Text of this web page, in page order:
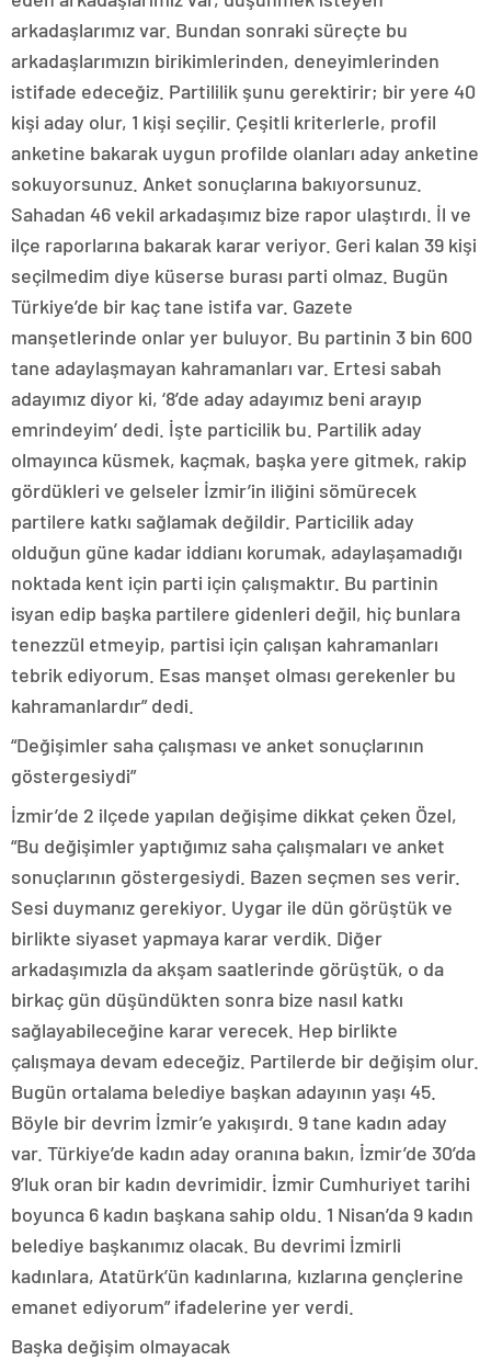
arkadaşlarımız var. Bundan sonraki süreçte bu
arkadaşlarımızın birikimlerinden, deneyimlerinden
istifade edeceğiz. Partililik şunu gerektirir; bir yere 40
kişi aday olur, 1 kişi seçilir. Çeşitli kriterlerle, profil
anketine bakarak uygun profilde olanları aday anketine
sokuyorsunuz. Anket sonuçlarına bakıyorsunuz.
Sahadan 46 vekil arkadaşımız bize rapor ulaştırdı. İl ve
ilçe raporlarına bakarak karar veriyor. Geri kalan 39 kişi
seçilmedim diye küserse burası parti olmaz. Bugün
Türkiye’de bir kaç tane istifa var. Gazete
manşetlerinde onlar yer buluyor. Bu partinin 3 bin 600
tane adaylaşmayan kahramanları var. Ertesi sabah
adayımız diyor ki, ‘8’de aday adayımız beni arayıp
emrindeyim’ dedi. İşte particilik bu. Partilik aday
olmayınca küsmek, kaçmak, başka yere gitmek, rakip
gördükleri ve gelseler İzmir’in iliğini sömürecek
partilere katkı sağlamak değildir. Particilik aday
olduğun güne kadar iddianı korumak, adaylaşamadığı
noktada kent için parti için çalışmaktır. Bu partinin
isyan edip başka partilere gidenleri değil, hiç bunlara
tenezzül etmeyip, partisi için çalışan kahramanları
tebrik ediyorum. Esas manşet olması gerekenler bu
kahramanlardır” dedi.
“Değişimler saha çalışması ve anket sonuçlarının
göstergesiydi”
İzmir’de 2 ilçede yapılan değişime dikkat çeken Özel,
“Bu değişimler yaptığımız saha çalışmaları ve anket
sonuçlarının göstergesiydi. Bazen seçmen ses verir.
Sesi duymanız gerekiyor. Uygar ile dün görüştük ve
birlikte siyaset yapmaya karar verdik. Diğer
arkadaşımızla da akşam saatlerinde görüştük, o da
birkaç gün düşündükten sonra bize nasıl katkı
sağlayabileceğine karar verecek. Hep birlikte
çalışmaya devam edeceğiz. Partilerde bir değişim olur.
Bugün ortalama belediye başkan adayının yaşı 45.
Böyle bir devrim İzmir’e yakışırdı. 9 tane kadın aday
var. Türkiye’de kadın aday oranına bakın, İzmir’de 30’da
9’luk oran bir kadın devrimidir. İzmir Cumhuriyet tarihi
boyunca 6 kadın başkana sahip oldu. 1 Nisan’da 9 kadın
belediye başkanımız olacak. Bu devrimi İzmirli
kadınlara, Atatürk’ün kadınlarına, kızlarına gençlerine
emanet ediyorum” ifadelerine yer verdi.
Başka değişim olmayacak